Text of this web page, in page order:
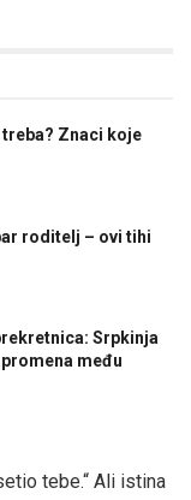
treba? Znaci koje
roditelj – ovi tihi
Srpkinja
među
tebe.“ Ali istina